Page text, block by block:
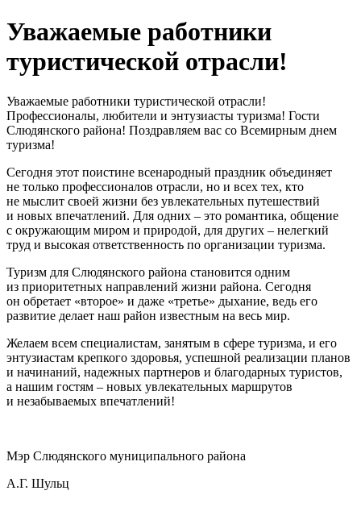
Уважаемые работники
туристической отрасли!
Уважаемые работники туристической отрасли!
Профессионалы, любители и энтузиасты туризма! Гости
Слюдянского района! Поздравляем вас со Всемирным днем
туризма!
Сегодня этот поистине всенародный праздник объединяет
не только профессионалов отрасли, но и всех тех, кто
не мыслит своей жизни без увлекательных путешествий
и новых впечатлений. Для одних – это романтика, общение
с окружающим миром и природой, для других – нелегкий
труд и высокая ответственность по организации туризма.
Туризм для Слюдянского района становится одним
из приоритетных направлений жизни района. Сегодня
он обретает «второе» и даже «третье» дыхание, ведь его
развитие делает наш район известным на весь мир.
Желаем всем специалистам, занятым в сфере туризма, и его
энтузиастам крепкого здоровья, успешной реализации планов
и начинаний, надежных партнеров и благодарных туристов,
а нашим гостям – новых увлекательных маршрутов
и незабываемых впечатлений!
Мэр Слюдянского муниципального района
А.Г. Шульц